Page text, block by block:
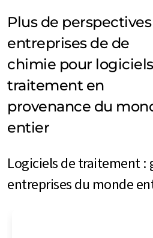
Plus de
entreprises de de
chimie pour
traitement en
provenance du
entier
Logiciels de traitement :
entreprises du monde